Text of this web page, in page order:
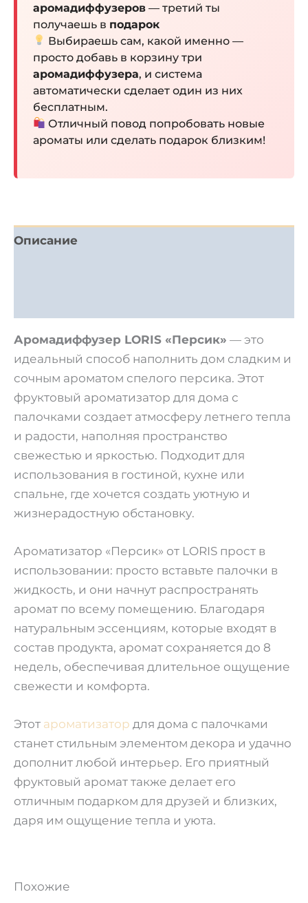
аромадиффузеров — третий ты
получаешь в подарок
Выбираешь сам, какой именно —
просто добавь в корзину три
аромадиффузера, и система
автоматически сделает один из них
бесплатным.
Отличный повод попробовать новые
ароматы или сделать подарок близким!
Описание
Аромадиффузер LORIS «Персик» — это
идеальный способ наполнить дом сладким и
сочным ароматом спелого персика. Этот
фруктовый ароматизатор для дома с
палочками создает атмосферу летнего тепла
и радости, наполняя пространство
свежестью и яркостью. Подходит для
использования в гостиной, кухне или
спальне, где хочется создать уютную и
жизнерадостную обстановку.
Ароматизатор «Персик» от LORIS прост в
использовании: просто вставьте палочки в
жидкость, и они начнут распространять
аромат по всему помещению. Благодаря
натуральным эссенциям, которые входят в
состав продукта, аромат сохраняется до 8
недель, обеспечивая длительное ощущение
свежести и комфорта.
Этот ароматизатор для дома с палочками
станет стильным элементом декора и удачно
дополнит любой интерьер. Его приятный
фруктовый аромат также делает его
отличным подарком для друзей и близких,
даря им ощущение тепла и уюта.
Похожие